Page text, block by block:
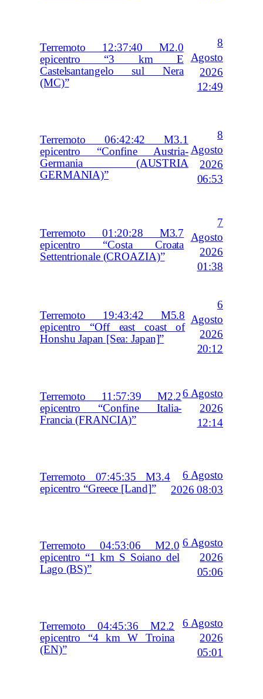
Terremoto 12:37:40 M2.0
epicentro “3 km E
Castelsantangelo sul Nera
(MC)”
8
Agosto
2026
12:49
Terremoto 06:42:42 M3.1
epicentro “Confine Austria-
Germania (AUSTRIA
GERMANIA)”
8
Agosto
2026
06:53
Terremoto 01:20:28 M3.7
epicentro “Costa Croata
Settentrionale (CROAZIA)”
7
Agosto
2026
01:38
Terremoto 19:43:42 M5.8
epicentro “Off east coast of
Honshu Japan [Sea: Japan]”
6
Agosto
2026
20:12
Terremoto 11:57:39 M2.2
epicentro “Confine Italia-
Francia (FRANCIA)”
6 Agosto
2026
12:14
Terremoto 07:45:35 M3.4
epicentro “Greece [Land]”
6 Agosto
2026 08:03
Terremoto 04:53:06 M2.0
epicentro “1 km S Soiano del
Lago (BS)”
6 Agosto
2026
05:06
Terremoto 04:45:36 M2.2
epicentro “4 km W Troina
(EN)”
6 Agosto
2026
05:01